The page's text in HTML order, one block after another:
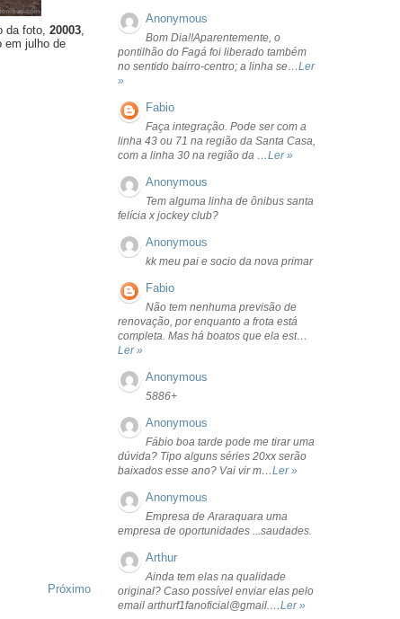
da foto, 20003
em julho de
Próximo
Anonymous
Bom Dia!!Aparentemente, o
pontilhão do Fagá foi liberado também
no sentido bairro-centro; a linha se…Ler
»
Fabio
Faça integração. Pode ser com a
linha 43 ou 71 na região da Santa Casa,
com a linha 30 na região da …Ler »
Anonymous
Tem alguma linha de ônibus santa
felícia x jockey club?
Anonymous
kk meu pai e socio da nova primar
Fabio
Não tem nenhuma previsão de
renovação, por enquanto a frota está
completa. Mas há boatos que ela est…
Ler »
Anonymous
5886+
Anonymous
Fábio boa tarde pode me tirar uma
dúvida? Tipo alguns séries 20xx serão
baixados esse ano? Vai vir m…Ler »
Anonymous
Empresa de Araraquara uma
empresa de oportunidades ...saudades.
Arthur
Ainda tem elas na qualidade
original? Caso possível enviar elas pelo
email arthurf1fanoficial@gmail.…Ler »